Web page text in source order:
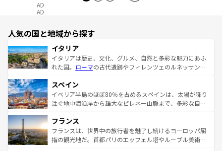
AD
AD
人気の国と地域から探す
イタリア
イタリアは歴史、文化、グルメ、自然と多彩な魅力にあふ
れた国。 ローマの古代遺跡やフィレンツェのルネッサンス
ろん、トスカーナの美しい田園風景やアマルフィ海岸の絶
景など、自然景観も見逃せない。観光の合間には、本場の
ピザやパスタなど、絶品のイタリア料理を堪能することも
ませてくれるイタリアで、忘れられない旅をしてみよう！
なお、新着のイタリア情報はコンテンツ一覧 を参照してほ
しい。
スペイン
イベリア半島のほぼ80％を占めるスペインは、太陽が降り
注ぐ地中海沿岸から雄大なピレネー山脈まで、多彩な自然
文化が根付くこの国では、情熱的なフラメンコ、熱気あふ
れる闘牛、そして美味しいタパスが生活の一部となってい
る。首都マドリードの洗練された雰囲気や、バルセロナの
フランス
フランスは、世界中の旅行者を魅了し続けるヨーロッパ屈
指の観光地だ。首都パリのエッフェル塔やルーブル美術館